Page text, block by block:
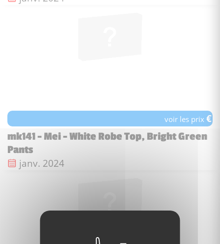
voir les prix€
mk141 - Mei - White Robe Top, Bright Green
Pants
Date de sortie :
janv. 2024